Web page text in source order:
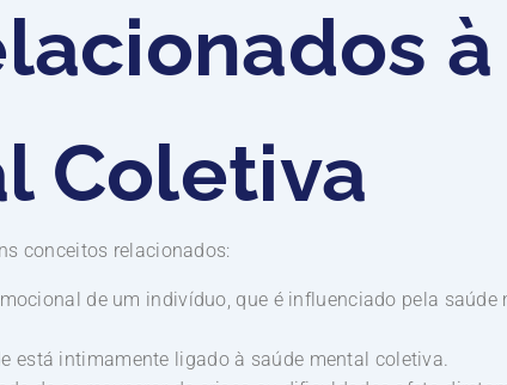
à
Coletiva
conceitos relacionados:
de um indivíduo, que é influenciado pela saúde
está intimamente ligado à saúde mental coletiva.